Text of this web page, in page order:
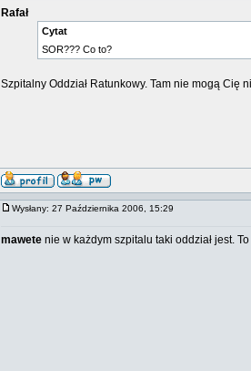
Rafał
Cytat
SOR??? Co to?
Szpitalny Oddział Ratunkowy. Tam nie mogą Cię
Wysłany: 27 Października 2006, 15:29
mawete nie w każdym szpitalu taki oddział jest.